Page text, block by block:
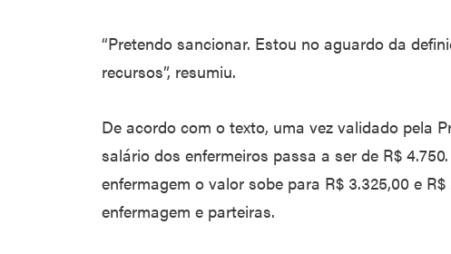
“Pretendo sancionar. Estou no aguardo da
recursos”, resumiu.
De acordo com o texto, uma vez validado pela
salário dos enfermeiros passa a ser de R$
enfermagem o valor sobe para R$ 3.325,00 e
enfermagem e parteiras.